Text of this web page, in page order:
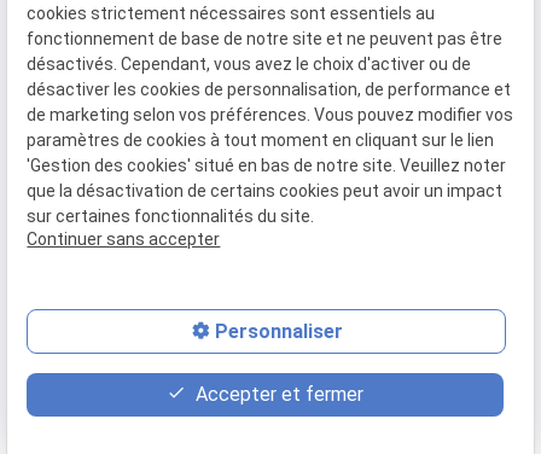
place
Plan d'accès
contact_page
Contact
phone
02.99.79.79.99
cookies strictement nécessaires sont essentiels au
fonctionnement de base de notre site et ne peuvent pas être
désactivés. Cependant, vous avez le choix d'activer ou de
désactiver les cookies de personnalisation, de performance et
de marketing selon vos préférences. Vous pouvez modifier vos
paramètres de cookies à tout moment en cliquant sur le lien
'Gestion des cookies' situé en bas de notre site. Veuillez noter
que la désactivation de certains cookies peut avoir un impact
sur certaines fonctionnalités du site.
Continuer sans accepter
Personnaliser
Accepter et fermer